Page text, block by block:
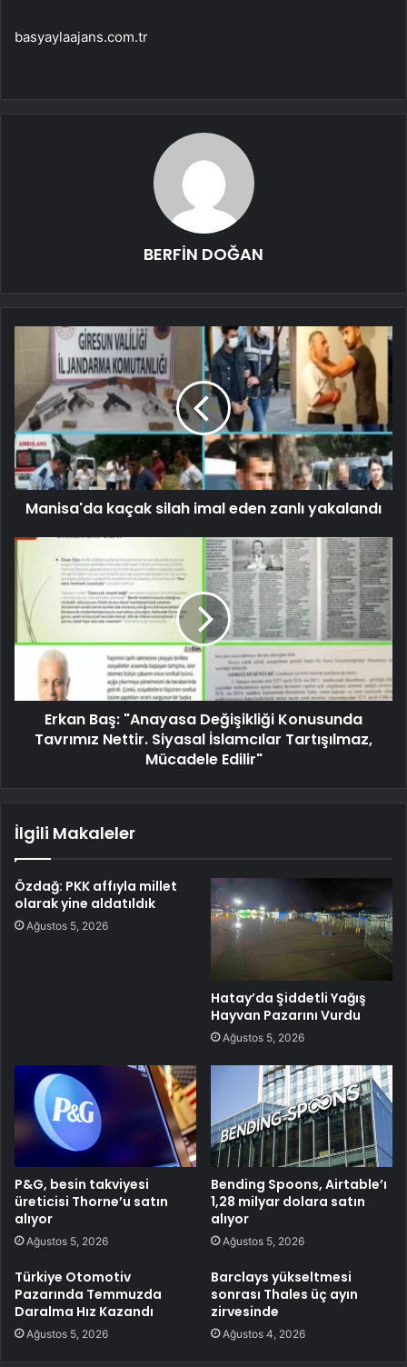
basyaylaajans.com.tr
BERFİN DOĞAN
Manisa'da kaçak silah imal eden zanlı yakalandı
Erkan Baş: "Anayasa Değişikliği Konusunda
Tavrımız Nettir. Siyasal İslamcılar Tartışılmaz,
Mücadele Edilir"
İlgili Makaleler
Özdağ: PKK affıyla millet
olarak yine aldatıldık
Ağustos 5, 2026
Hatay’da Şiddetli Yağış
Hayvan Pazarını Vurdu
Ağustos 5, 2026
P&G, besin takviyesi
üreticisi Thorne’u satın
alıyor
Ağustos 5, 2026
Bending Spoons, Airtable’ı
1,28 milyar dolara satın
alıyor
Ağustos 5, 2026
Türkiye Otomotiv
Pazarında Temmuzda
Daralma Hız Kazandı
Ağustos 5, 2026
Barclays yükseltmesi
sonrası Thales üç ayın
zirvesinde
Ağustos 4, 2026